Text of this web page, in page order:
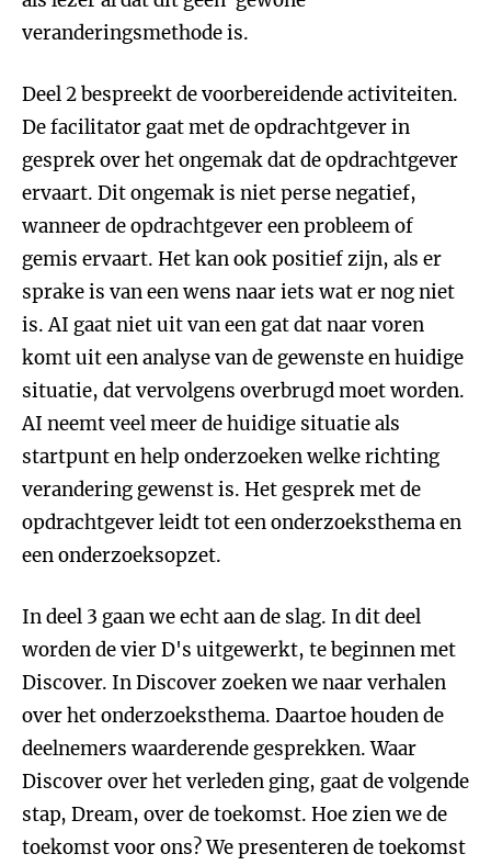
veranderingsmethode is.
Deel 2 bespreekt de voorbereidende activiteiten.
De facilitator gaat met de opdrachtgever in
gesprek over het ongemak dat de opdrachtgever
ervaart. Dit ongemak is niet perse negatief,
wanneer de opdrachtgever een probleem of
gemis ervaart. Het kan ook positief zijn, als er
sprake is van een wens naar iets wat er nog niet
is. AI gaat niet uit van een gat dat naar voren
komt uit een analyse van de gewenste en huidige
situatie, dat vervolgens overbrugd moet worden.
AI neemt veel meer de huidige situatie als
startpunt en help onderzoeken welke richting
verandering gewenst is. Het gesprek met de
opdrachtgever leidt tot een onderzoeksthema en
een onderzoeksopzet.
In deel 3 gaan we echt aan de slag. In dit deel
worden de vier D's uitgewerkt, te beginnen met
Discover. In Discover zoeken we naar verhalen
over het onderzoeksthema. Daartoe houden de
deelnemers waarderende gesprekken. Waar
Discover over het verleden ging, gaat de volgende
stap, Dream, over de toekomst. Hoe zien we de
toekomst voor ons? We presenteren de toekomst